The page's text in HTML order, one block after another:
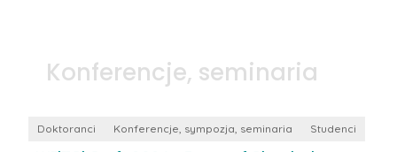
Konferencje, seminaria
Doktoranci Konferencje, sympozja, seminaria Studenci